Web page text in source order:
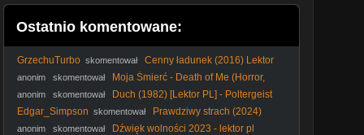
Ostatnio komentowane:
GrzechuTurbo skomentował
Cenny ładunek (2016) Lektor
anonim skomentował
Moja Śmierć - Death of Me (Horror,
2020) [napisy pl]
anonim skomentował
Duch (1982) [Lektor PL] - Poltergeist
Edgar_Simpson skomentował
Prawdziwy strach (2024)
Lektor PL
anonim skomentował Dźwięk wolności 2023 - lektor pl